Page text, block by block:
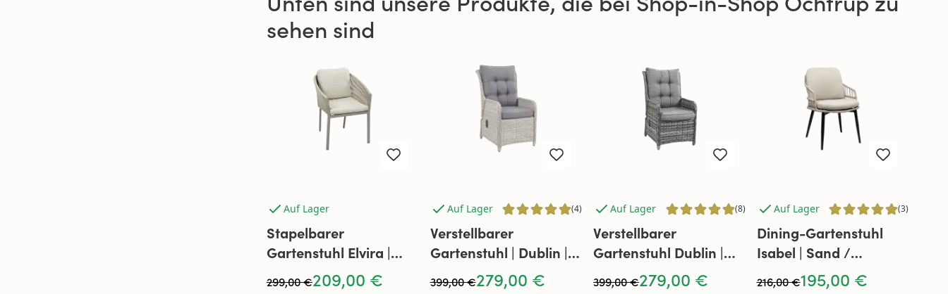
sehen sind
Auf Lager
Stapelbarer
Gartenstuhl Elvira |
Camel & Beige
209,00 €
299,00 €
Auf Lager (4)
Verstellbarer
Gartenstuhl | Dublin |
Mystic Grau | Rattan
279,00 €
399,00 €
Auf Lager (8)
Verstellbarer
Gartenstuhl Dublin |
Aschgrau | Rattan
279,00 €
399,00 €
Auf Lager (3)
Dining-Gartenstuhl
Isabel | Sand /
Schwarz | Rope
195,00 €
216,00 €